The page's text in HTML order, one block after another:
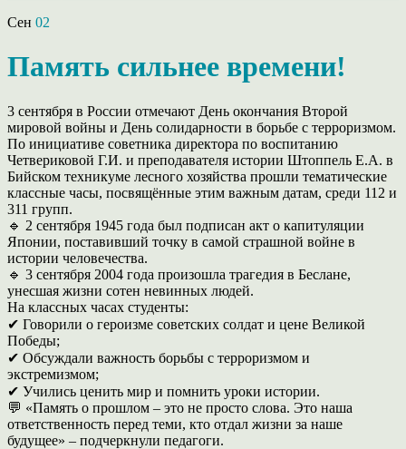
Сен 02
Память сильнее времени!
3 сентября в России отмечают День окончания Второй
мировой войны и День солидарности в борьбе с терроризмом.
По инициативе советника директора по воспитанию
Четвериковой Г.И. и преподавателя истории Штоппель Е.А. в
Бийском техникуме лесного хозяйства прошли тематические
классные часы, посвящённые этим важным датам, среди 112 и
311 групп.
🔹 2 сентября 1945 года был подписан акт о капитуляции
Японии, поставивший точку в самой страшной войне в
истории человечества.
🔹 3 сентября 2004 года произошла трагедия в Беслане,
унесшая жизни сотен невинных людей.
На классных часах студенты:
✔ Говорили о героизме советских солдат и цене Великой
Победы;
✔ Обсуждали важность борьбы с терроризмом и
экстремизмом;
✔ Учились ценить мир и помнить уроки истории.
💬 «Память о прошлом – это не просто слова. Это наша
ответственность перед теми, кто отдал жизни за наше
будущее» – подчеркнули педагоги.